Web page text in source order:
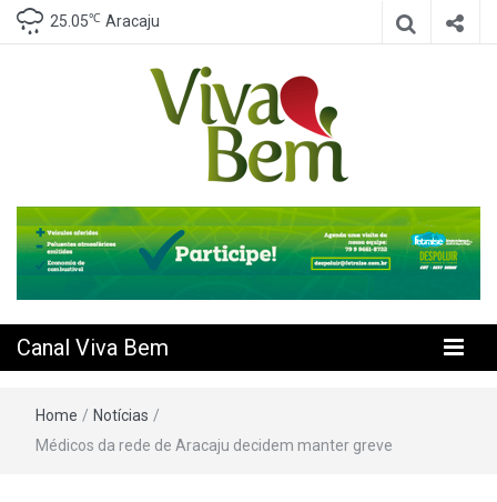
25.05℃ Aracaju
Canal Viva
Bem
Canal Viva Bem
Home / Notícias /
Médicos da rede de Aracaju decidem manter greve